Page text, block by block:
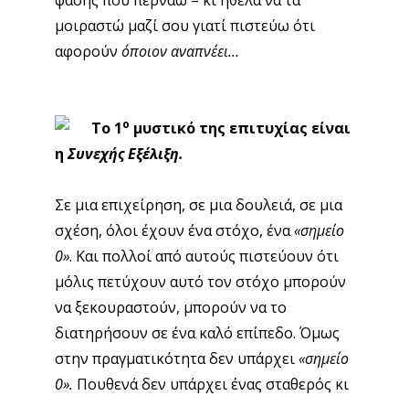
μοιραστώ μαζί σου γιατί πιστεύω ότι
αφορούν όποιον αναπνέει…
Το 1ο μυστικό της επιτυχίας είναι
ηΣυνεχής Εξέλιξη.
Σε μια επιχείρηση, σε μια δουλειά, σε μια
σχέση, όλοι έχουν ένα στόχο, ένα«σημείο
0». Και πολλοί από αυτούς πιστεύουν ότι
μόλις πετύχουν αυτό τον στόχο μπορούν
να ξεκουραστούν, μπορούν να το
διατηρήσουν σε ένα καλό επίπεδο. Όμως
στην πραγματικότητα δεν υπάρχει«σημείο
0». Πουθενά δεν υπάρχει ένας σταθερός κι